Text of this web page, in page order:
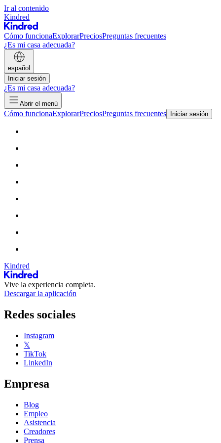
Ir al contenido
Kindred
Cómo funcionaExplorarPreciosPreguntas frecuentes
¿Es mi casa adecuada?
español
Iniciar sesión
¿Es mi casa adecuada?
Abrir el menú
Cómo funcionaExplorarPreciosPreguntas frecuentes Iniciar sesión
Kindred
Vive la experiencia completa.
Descargar la aplicación
Redes sociales
Instagram
𝕏
TikTok
LinkedIn
Empresa
Blog
Empleo
Asistencia
Creadores
Prensa